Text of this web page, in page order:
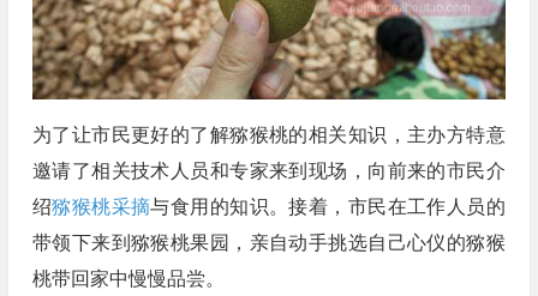
为了让市民更好的了解猕猴桃的相关知识，主办方特意
邀请了相关技术人员和专家来到现场，向前来的市民介
绍猕猴桃采摘与食用的知识。接着，市民在工作人员的
带领下来到猕猴桃果园，亲自动手挑选自己心仪的猕猴
桃带回家中慢慢品尝。